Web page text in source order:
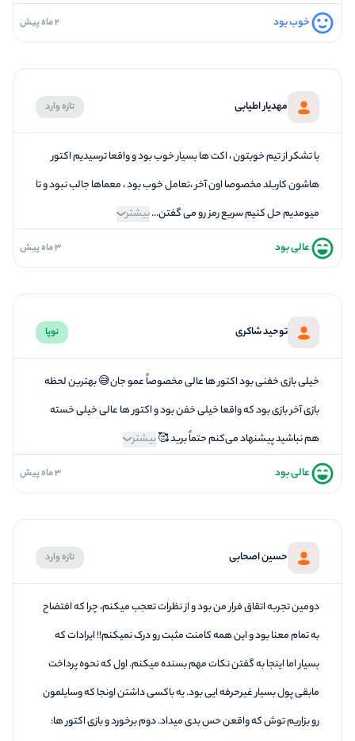
فضاسازی 4
برخورد پرسنل
خوب بود 2 ماه پیش
مهدیار اطیابی تازه وارد
با تشکر از تیم خوبتون ، اکت ها بسیار خوب بود و واقعا ترسیدیم اکتور
هاشون کاربلد مخصوصا اون آخر ،تعامل خوب بود ، معماها جالب نبود و تا
میومدیم حل کنیم سریع رمز رو می گفتن...بیشتر
فضاسازی 5
5
5
برخورد پرسنل
عالی بود 3 ماه پیش
توحید شاکری نوپا
خیلی بازی خفنی بود اکتور ها عالی مخصوصاً عمو جان😅 بهترین لحظه
بازی آخر بازی بود که واقعا خیلی خفن بود و اکتور ها عالی خیلی خسته
هم نباشید پیشنهاد می‌کنم حتماً برید 🥰بیشتر
فضاسازی 5
برخورد پرسنل 5
عالی بود 3 ماه پیش
حسین اصحابی تازه وارد
دومین تجربه اتقاق فرار من بود و از نظرات تعجب میکنم، چرا که افتضاح
به تمام معنا بود و این همه کامنت مثبت رو درک نمیکنم!! ایرادات که
بسیار اما اینجا به گفتن نکات مهم بسنده میکنم. اول که نحوه پرداخت
مابقی پول بسیار غیرحرفه ایی بود. یه باکسی داشتن اونجا که وسایلمون
رو بزاریم توش که واقعن حس بدی میداد. دوم برخورد و بازی اکتور ها: